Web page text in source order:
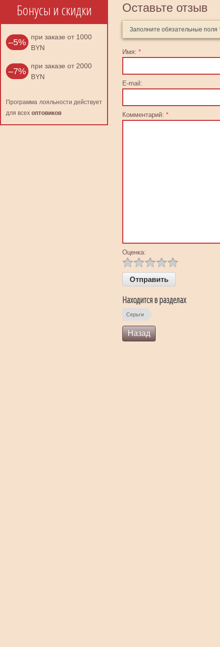
Оставьте отзыв
Заполните обязательные поля
Имя: *
E-mail:
Комментарий: *
Оценка:
Находится в разделах
Серьги
Назад
Бонусы и скидки
–5%
при заказе от 1000
BYN
–7%
при заказе от 2000
BYN
Программа лояльности действует
для всех оптовиков